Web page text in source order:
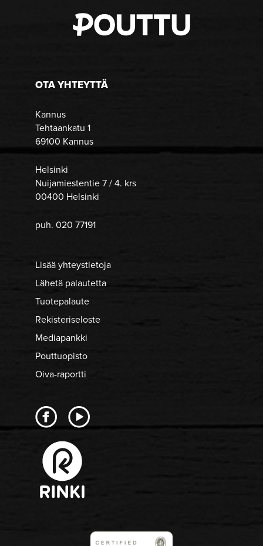
OTA YHTEYTTÄ
Kannus
Tehtaankatu 1
69100 Kannus
Helsinki
Nuijamiestentie 7 / 4. krs
00400 Helsinki
puh. 020 77191
Lisää yhteystietoja
Lähetä palautetta
Tuotepalaute
Rekisteriseloste
Mediapankki
Pouttuopisto
Oiva-raportti